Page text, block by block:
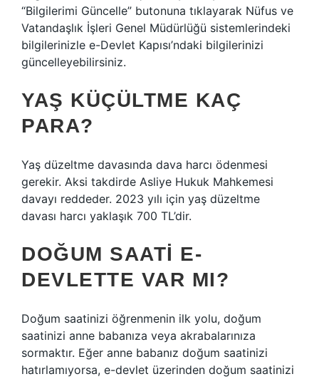
“Bilgilerimi Güncelle” butonuna tıklayarak Nüfus ve
Vatandaşlık İşleri Genel Müdürlüğü sistemlerindeki
bilgilerinizle e-Devlet Kapısı’ndaki bilgilerinizi
güncelleyebilirsiniz.
YAŞ KÜÇÜLTME KAÇ
PARA?
Yaş düzeltme davasında dava harcı ödenmesi
gerekir. Aksi takdirde Asliye Hukuk Mahkemesi
davayı reddeder. 2023 yılı için yaş düzeltme
davası harcı yaklaşık 700 TL’dir.
DOĞUM SAATI E-
DEVLETTE VAR MI?
Doğum saatinizi öğrenmenin ilk yolu, doğum
saatinizi anne babanıza veya akrabalarınıza
sormaktır. Eğer anne babanız doğum saatinizi
hatırlamıyorsa, e-devlet üzerinden doğum saatinizi